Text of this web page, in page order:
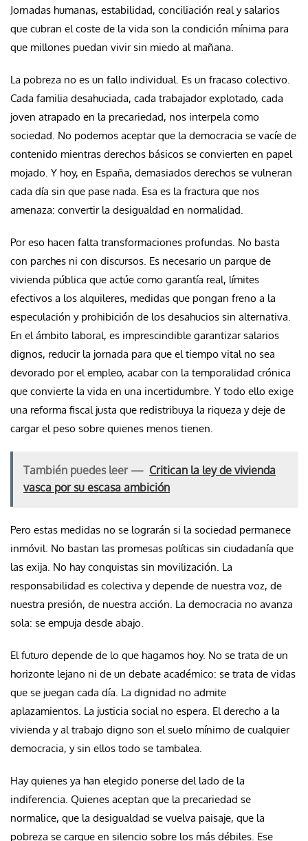
Jornadas humanas, estabilidad, conciliación real y salarios
que cubran el coste de la vida son la condición mínima para
que millones puedan vivir sin miedo al mañana.
La pobreza no es un fallo individual. Es un fracaso colectivo.
Cada familia desahuciada, cada trabajador explotado, cada
joven atrapado en la precariedad, nos interpela como
sociedad. No podemos aceptar que la democracia se vacíe de
contenido mientras derechos básicos se convierten en papel
mojado. Y hoy, en España, demasiados derechos se vulneran
cada día sin que pase nada. Esa es la fractura que nos
amenaza: convertir la desigualdad en normalidad.
Por eso hacen falta transformaciones profundas. No basta
con parches ni con discursos. Es necesario un parque de
vivienda pública que actúe como garantía real, límites
efectivos a los alquileres, medidas que pongan freno a la
especulación y prohibición de los desahucios sin alternativa.
En el ámbito laboral, es imprescindible garantizar salarios
dignos, reducir la jornada para que el tiempo vital no sea
devorado por el empleo, acabar con la temporalidad crónica
que convierte la vida en una incertidumbre. Y todo ello exige
una reforma fiscal justa que redistribuya la riqueza y deje de
cargar el peso sobre quienes menos tienen.
También puedes leer — Critican la ley de vivienda
vasca por su escasa ambición
Pero estas medidas no se lograrán si la sociedad permanece
inmóvil. No bastan las promesas políticas sin ciudadanía que
las exija. No hay conquistas sin movilización. La
responsabilidad es colectiva y depende de nuestra voz, de
nuestra presión, de nuestra acción. La democracia no avanza
sola: se empuja desde abajo.
El futuro depende de lo que hagamos hoy. No se trata de un
horizonte lejano ni de un debate académico: se trata de vidas
que se juegan cada día. La dignidad no admite
aplazamientos. La justicia social no espera. El derecho a la
vivienda y al trabajo digno son el suelo mínimo de cualquier
democracia, y sin ellos todo se tambalea.
Hay quienes ya han elegido ponerse del lado de la
indiferencia. Quienes aceptan que la precariedad se
normalice, que la desigualdad se vuelva paisaje, que la
pobreza se cargue en silencio sobre los más débiles. Ese